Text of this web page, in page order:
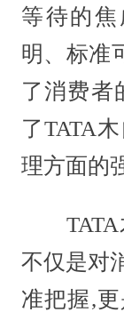
等待的
明、标准
了消费者
了TATA
理方面的
TATA
不仅是对
准把握,